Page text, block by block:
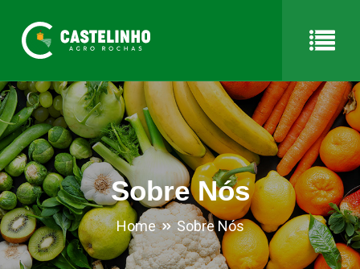
Sobre Nós
Home Sobre Nós